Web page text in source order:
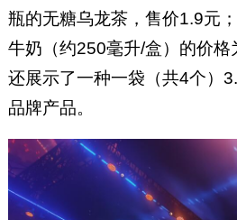
瓶的无糖乌龙茶，售价1.9元
牛奶（约250毫升/盒）的价格
还展示了一种一袋（共4个）
品牌产品。